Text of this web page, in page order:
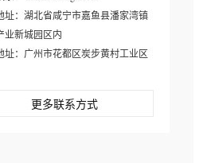
址：湖北省咸宁市嘉鱼县潘家湾镇
业新城园区内
址：广州市花都区炭步黄村工业区
更多联系方式